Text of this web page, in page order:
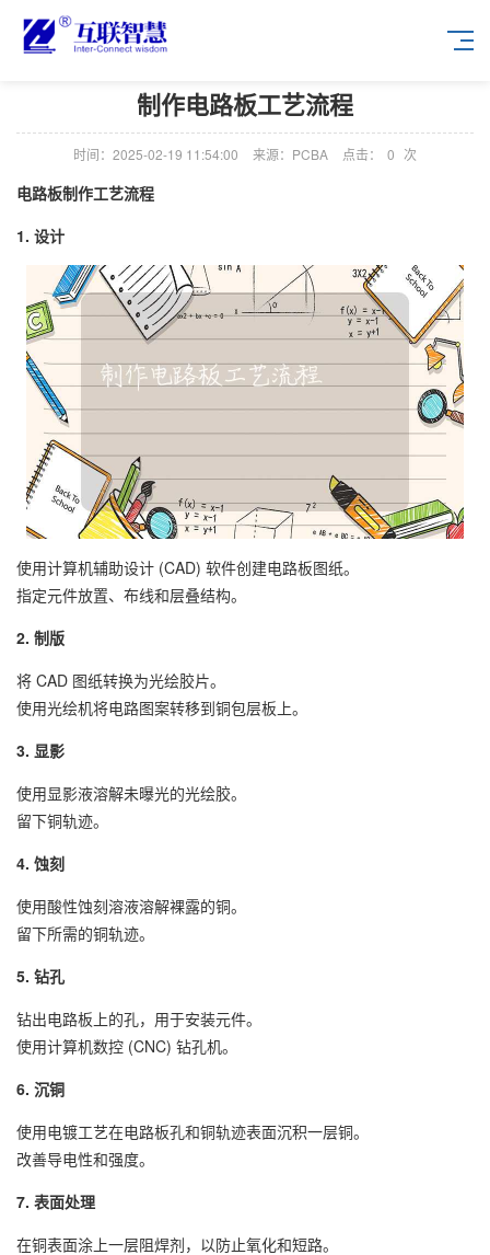
制作电路板工艺流程
时间：2025-02-19 11:54:00 来源：PCBA 点击： 0 次
电路板制作工艺流程
1. 设计
使用计算机辅助设计 (CAD) 软件创建电路板图纸。
指定元件放置、布线和层叠结构。
2. 制版
将 CAD 图纸转换为光绘胶片。
使用光绘机将电路图案转移到铜包层板上。
3. 显影
使用显影液溶解未曝光的光绘胶。
留下铜轨迹。
4. 蚀刻
使用酸性蚀刻溶液溶解裸露的铜。
留下所需的铜轨迹。
5. 钻孔
钻出电路板上的孔，用于安装元件。
使用计算机数控 (CNC) 钻孔机。
6. 沉铜
使用电镀工艺在电路板孔和铜轨迹表面沉积一层铜。
改善导电性和强度。
7. 表面处理
在铜表面涂上一层阻焊剂，以防止氧化和短路。